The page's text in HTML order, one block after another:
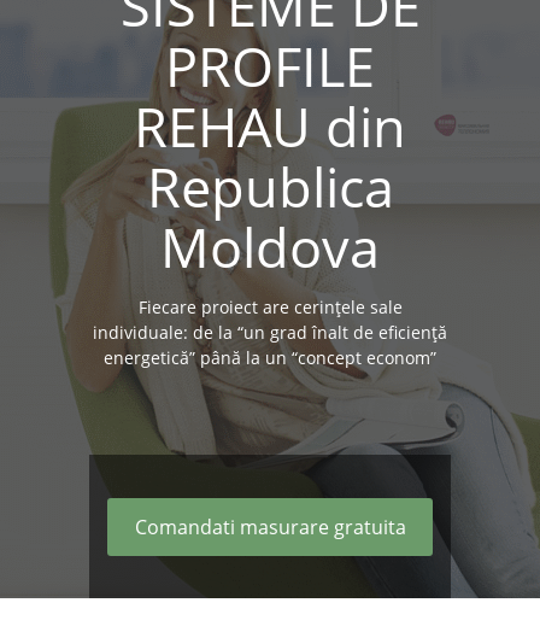
PROFILE
REHAU din
Republica
Moldova
Fiecare proiect are cerinţele sale
individuale: de la “un grad înalt de eficienţă
energetică” până la un “concept econom”
Comandati masurare gratuita